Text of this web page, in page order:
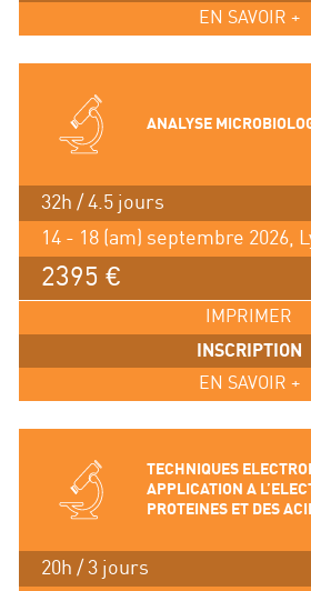
EN SAVOIR +
ANALYSE
32h / 4.5 jours
14 - 18 (am) septembre 2026,
2395 €
IMPRIMER
INSCRIPTION
EN SAVOIR +
TECHNIQUES
APPLICATION A
PROTEINES ET DES
20h / 3 jours